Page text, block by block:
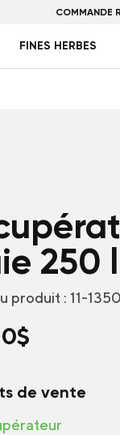
COMMANDE
FINES HERBES
250
produit : 11-
$
de vente